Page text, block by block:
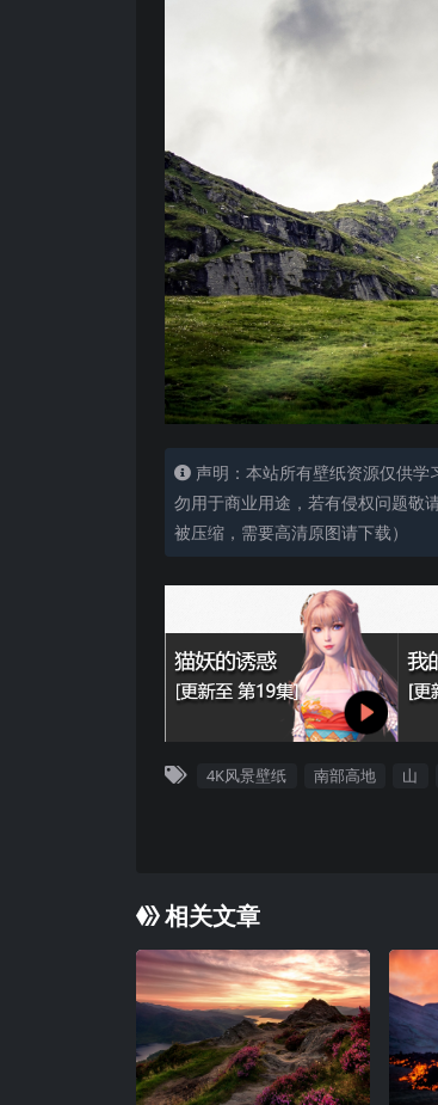
声明：本站所有壁纸资源仅供
勿用于商业用途，若有侵权问题敬
被压缩，需要高清原图请下载）
4K风景壁纸 南部高地 山
相关文章